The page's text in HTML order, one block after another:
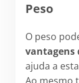
Peso
O peso
vantagens
ajuda a